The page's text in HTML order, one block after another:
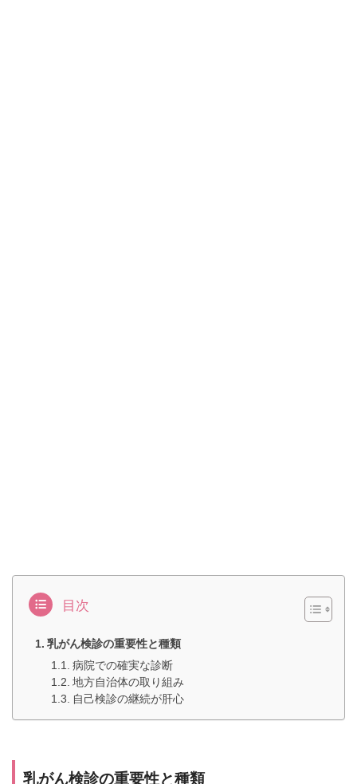
目次
乳がん検診の重要性と種類
病院での確実な診断
地方自治体の取り組み
自己検診の継続が肝心
乳がん検診の重要性と種類